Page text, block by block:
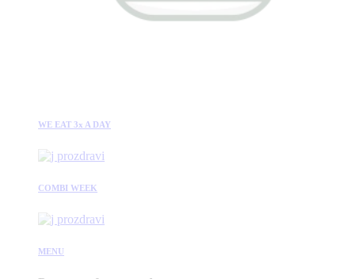
WE EAT 3x A DAY
COMBI WEEK
MENU